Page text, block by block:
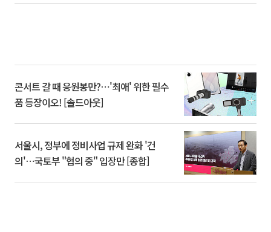
콘서트 갈 때 응원봉만?⋯'최애' 위한 필수
품 등장이오! [솔드아웃]
서울시, 정부에 정비사업 규제 완화 '건
의'⋯국토부 "협의 중" 입장만 [종합]